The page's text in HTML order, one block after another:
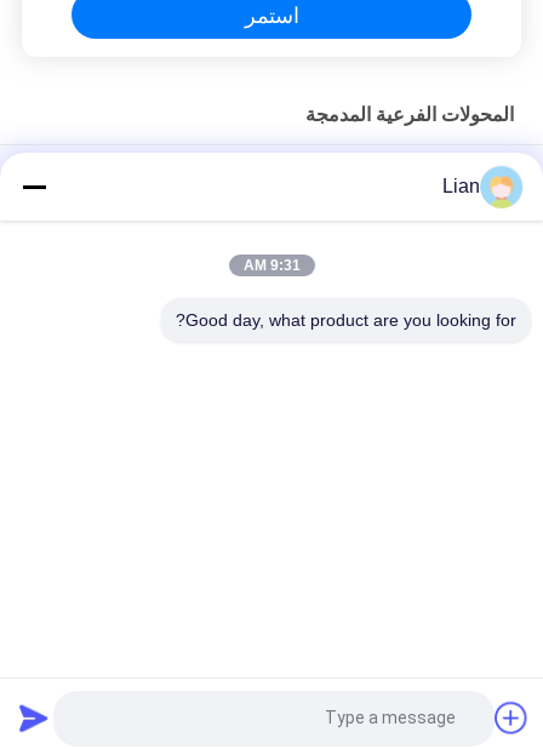
استمر
المحولات الفرعية المدمجة
المدمجة
المحطة الفرعية المدمجة المجهزة للخارج
مفاتيح الجهد المنخفض
High Voltage Circuit
Lian
9:31 AM
Good day, what product are you looking for?